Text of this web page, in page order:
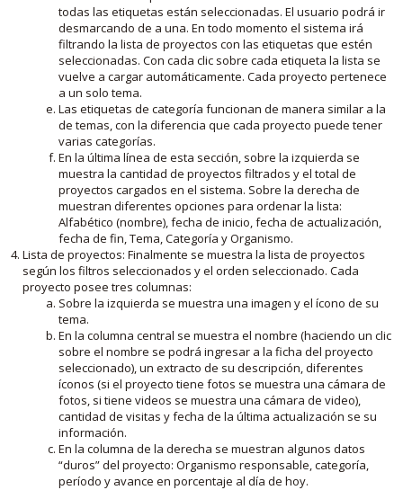
todas las etiquetas están seleccionadas. El usuario podrá ir
desmarcando de a una. En todo momento el sistema irá
filtrando la lista de proyectos con las etiquetas que estén
seleccionadas. Con cada clic sobre cada etiqueta la lista se
vuelve a cargar automáticamente. Cada proyecto pertenece
a un solo tema.
Las etiquetas de categoría funcionan de manera similar a la
de temas, con la diferencia que cada proyecto puede tener
varias categorías.
En la última línea de esta sección, sobre la izquierda se
muestra la cantidad de proyectos filtrados y el total de
proyectos cargados en el sistema. Sobre la derecha de
muestran diferentes opciones para ordenar la lista:
Alfabético (nombre), fecha de inicio, fecha de actualización,
fecha de fin, Tema, Categoría y Organismo.
Lista de proyectos: Finalmente se muestra la lista de proyectos
según los filtros seleccionados y el orden seleccionado. Cada
proyecto posee tres columnas:
Sobre la izquierda se muestra una imagen y el ícono de su
tema.
En la columna central se muestra el nombre (haciendo un clic
sobre el nombre se podrá ingresar a la ficha del proyecto
seleccionado), un extracto de su descripción, diferentes
íconos (si el proyecto tiene fotos se muestra una cámara de
fotos, si tiene videos se muestra una cámara de video),
cantidad de visitas y fecha de la última actualización se su
información.
En la columna de la derecha se muestran algunos datos
“duros” del proyecto: Organismo responsable, categoría,
período y avance en porcentaje al día de hoy.